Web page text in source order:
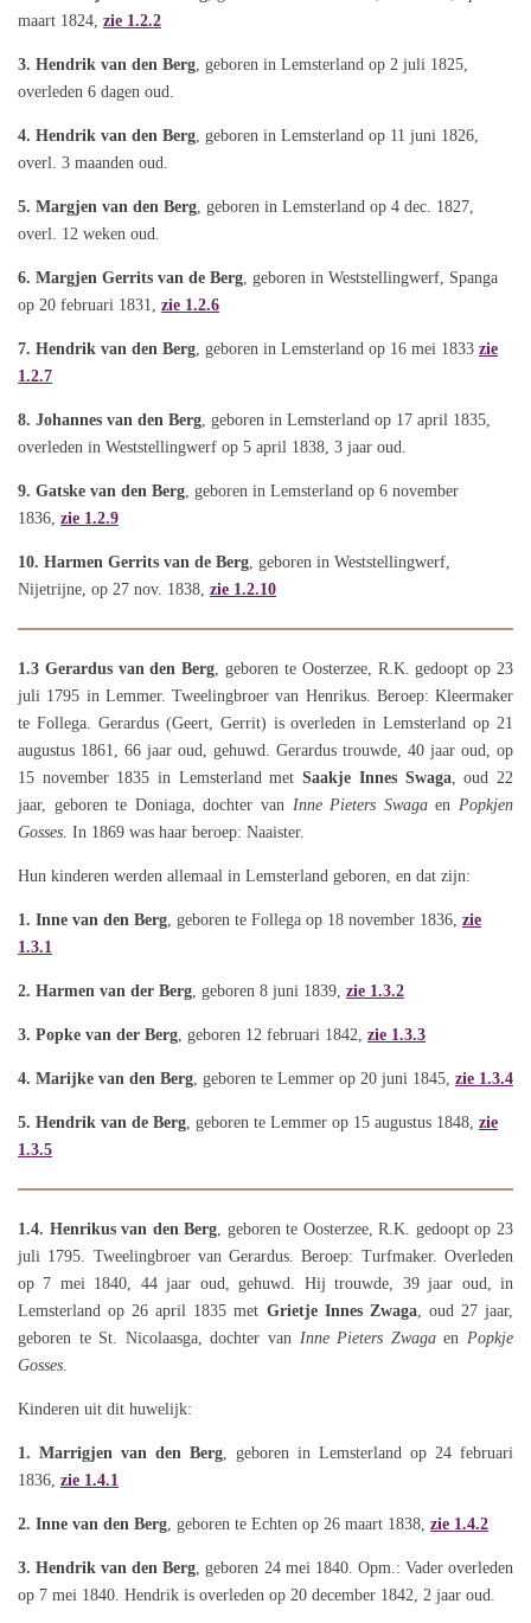
maart 1824, zie 1.2.2
3. Hendrik van den Berg , geboren in Lemsterland op 2 juli 1825,
overleden 6 dagen oud.
4. Hendrik van den Berg , geboren in Lemsterland op 11 juni 1826,
overl. 3 maanden oud.
5. Margjen van den Berg , geboren in Lemsterland op 4 dec. 1827,
overl. 12 weken oud.
6. Margjen Gerrits van de Berg , geboren in Weststellingwerf, Spanga
op 20 februari 1831,
zie 1.2.6
7. Hendrik van den Berg , geboren in Lemsterland op 16 mei 1833 zie
1.2.7
8. Johannes van den Berg , geboren in Lemsterland op 17 april 1835,
overleden in Weststellingwerf op 5 april 1838, 3 jaar oud.
9. Gatske van den Berg , geboren in Lemsterland op 6 november
1836, zie 1.2.9
10. Harmen Gerrits van de Berg , geboren in Weststellingwerf,
Nijetrijne, op 27 nov. 1838, zie 1.2.10
1.3 Gerardus van den Berg , geboren te Oosterzee, R.K. gedoopt op 23
juli 1795 in Lemmer. Tweelingbroer van Henrikus. Beroep: Kleermaker
te Follega. Gerardus (Geert, Gerrit) is overleden in Lemsterland op 21
augustus 1861, 66 jaar oud, gehuwd. Gerardus trouwde, 40 jaar oud, op
15 november 1835 in Lemsterland met Saakje Innes Swaga, oud 22
jaar, geboren te Doniaga, dochter van Inne Pieters Swagaen Popkjen
Gosses . In 1869 was haar beroep: Naaister.
Hun kinderen werden allemaal in Lemsterland geboren, en dat zijn:
1. Inne van den Berg , geboren te Follega op 18 november 1836, zie
1.3.1
2. Harmen van der Berg , geboren 8 juni 1839, zie 1.3.2
3. Popke van der Berg , geboren 12 februari 1842, zie 1.3.3
4. Marijke van den Berg , geboren te Lemmer op 20 juni 1845, zie 1.3.4
5. Hendrik van de Berg , geboren te Lemmer op 15 augustus 1848, zie
1.3.5
1.4. Henrikus van den Berg , geboren te Oosterzee, R.K. gedoopt op 23
juli 1795. Tweelingbroer van Gerardus. Beroep: Turfmaker. Overleden
op 7 mei 1840, 44 jaar oud, gehuwd. Hij trouwde, 39 jaar oud, in
Lemsterland op 26 april 1835 met Grietje Innes Zwaga, oud 27 jaar,
geboren te St. Nicolaasga, dochter van Inne Pieters Zwagaen Popkje
Gosses
Kinderen uit dit huwelijk:
1. Marrigjen van den Berg , geboren in Lemsterland op 24 februari
1836, zie 1.4.1
2. Inne van den Berg , geboren te Echten op 26 maart 1838, zie 1.4.2
3. Hendrik van den Berg , geboren 24 mei 1840. Opm.: Vader overleden
op 7 mei 1840. Hendrik is overleden op 20 december 1842, 2 jaar oud.